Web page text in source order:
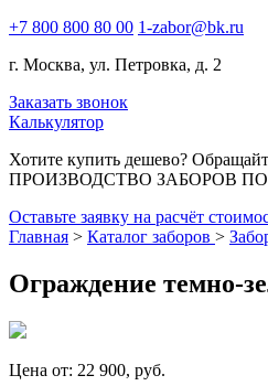
+7 800 800 80 00 1-zabor@bk.ru
г. Москва, ул. Петровка, д. 2
Заказать звонок
Калькулятор
Хотите купить дешево?
ПРОИЗВОДСТВО ЗАБОРОВ
Оставьте заявку на расчёт
Главная > Каталог заборов >
Ограждение темно-
Цена от: 22 900, руб.